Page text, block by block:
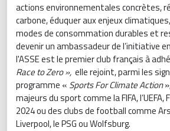
actions environnementales concrètes,
carbone, éduquer aux enjeux
modes de consommation durables et
devenir un ambassadeur de l’initiative
l'ASSE est le premier club français à
Race to Zero », elle rejoint, parmi les
programme « Sports For Climate Action
majeurs du sport comme la FIFA, l’UEFA,
2024 ou des clubs de football comme
Liverpool, le PSG ou Wolfsburg.